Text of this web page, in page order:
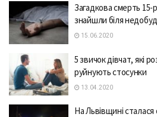
Загадкова смерть 15-
знайшли біля
15.06.2020
5 звичок дівчат, які
руйнують стосунки
13.04.2020
На Львівщині сталася